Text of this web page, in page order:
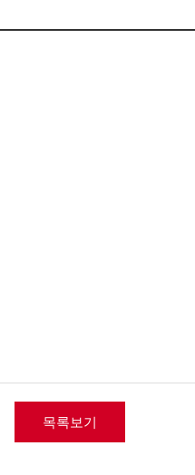
목록보기